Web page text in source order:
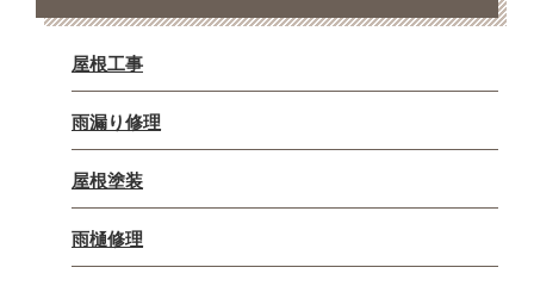
屋根工事
雨漏り修理
屋根塗装
雨樋修理